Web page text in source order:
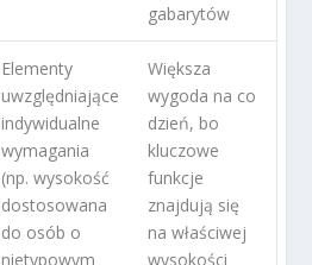
gabarytów
Elementy
uwzględniające
indywidualne
wymagania
(np. wysokość
dostosowana
do osób o
nietypowym
Większa
wygoda na co
dzień, bo
kluczowe
funkcje
znajdują się
na właściwej
wysokości